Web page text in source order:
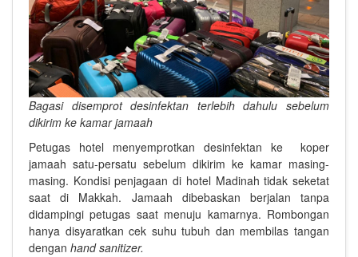
Bagasi disemprot desinfektan terlebih dahulu sebelum
dikirim ke kamar jamaah
Petugas hotel menyemprotkan desinfektan ke koper
jamaah satu-persatu sebelum dikirim ke kamar masing-
masing. Kondisi penjagaan di hotel Madinah tidak seketat
saat di Makkah. Jamaah dibebaskan berjalan tanpa
didampingi petugas saat menuju kamarnya. Rombongan
hanya disyaratkan cek suhu tubuh dan membilas tangan
dengan hand sanitizer.